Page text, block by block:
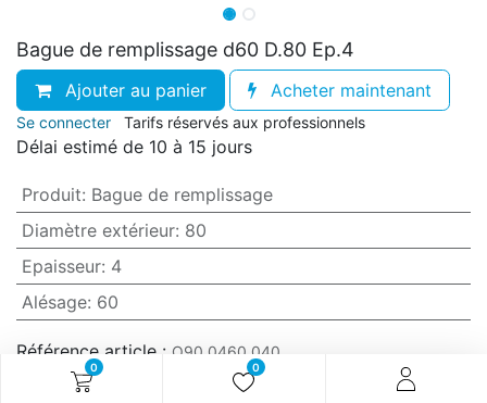
0 0
Bague de remplissage d60 D.80 Ep.4
Ajouter au panier Acheter maintenant
Se connecter Tarifs réservés aux professionnels
Délai estimé de 10 à 15 jours
Produit: Bague de remplissage
Diamètre extérieur: 80
Epaisseur: 4
Alésage: 60
Référence article : O90.0460.040